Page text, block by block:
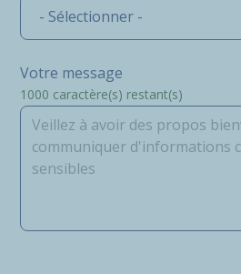
- Sélectionner -
Votre message
1000 caractère(s) restant(s)